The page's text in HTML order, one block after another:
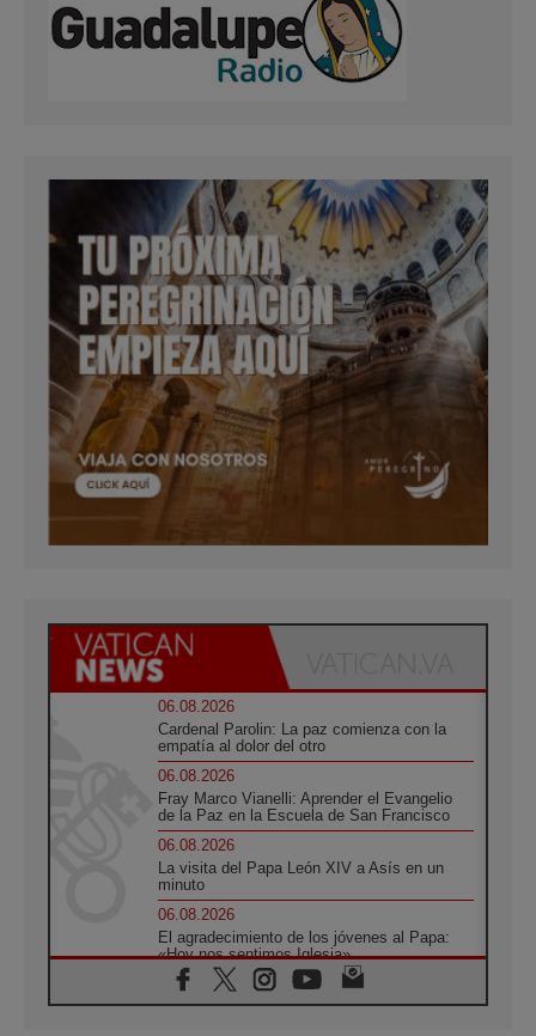
06.08.2026
Cardenal Parolin: La paz comienza con la
empatía al dolor del otro
06.08.2026
Fray Marco Vianelli: Aprender el Evangelio
de la Paz en la Escuela de San Francisco
06.08.2026
La visita del Papa León XIV a Asís en un
minuto
06.08.2026
El agradecimiento de los jóvenes al Papa:
«Hoy nos sentimos Iglesia»
06.08.2026
Líbano: Reanudan los coloquios en Roma en